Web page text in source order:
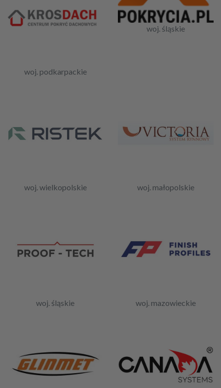
woj. podkarpackie
woj. śląskie
woj. wielkopolskie woj. małopolskie
woj. śląskie woj. mazowieckie